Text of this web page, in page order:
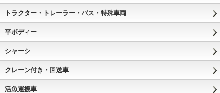
トラクター・トレーラー・バス・特殊車両
平ボディー
シャーシ
クレーン付き・回送車
活魚運搬車